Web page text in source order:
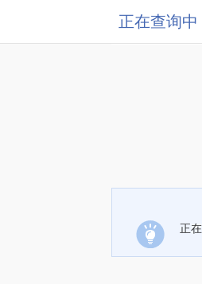
正在查询中
正